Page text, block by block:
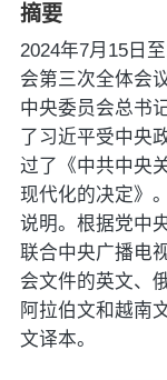
摘要
2024年7月15日
会第三次全体会
中央委员会总书
了习近平受中央
过了《中共中央
现代化的决定》
说明。根据党中
联合中央广播电
会文件的英文、
阿拉伯文和越南
文译本。